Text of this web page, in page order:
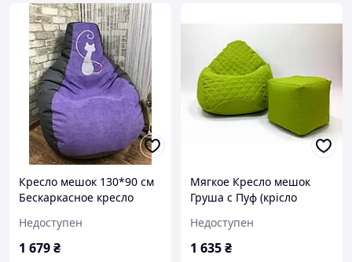
Кресло мешок 130*90 см
Бескаркасное кресло
Недоступен
1 679₴
Мягкое Кресло мешок
Груша с Пуф (крісло
салатовый
Недоступен
1 635₴